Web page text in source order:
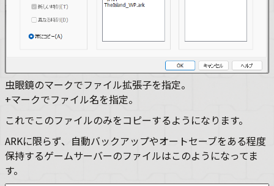
虫眼鏡のマークでファイル拡張子を指定。
+マークでファイル名を指定。
これでこのファイルのみをコピーするようになります。
ARKに限らず、自動バックアップやオートセーブをある程度
保持するゲームサーバーのファイルはこのようになってま
す。